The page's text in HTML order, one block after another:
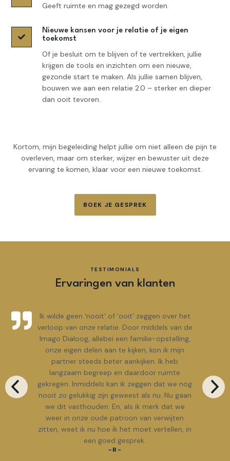
Geeft ruimte en mag gezegd worden.

Nieuwe kansen voor je relatie of je eigen
toekomst
Of je besluit om te blijven of te vertrekken, jullie
krijgen de tools en inzichten om een nieuwe,
gezonde start te maken. Als jullie samen blijven,
bouwen we aan een relatie 2.0 – sterker en dieper
dan ooit tevoren.
Kortom, mijn begeleiding helpt jullie om niet alleen de pijn te
overleven, maar om sterker, wijzer en bewuster uit deze
ervaring te komen, klaar voor een nieuwe toekomst.
BOEK JE GESPREK
TESTIMONIALS
Ervaringen van klanten
Ik wilde geen ‘nooit’ of ‘ooit’ zeggen over het
verloop van onze relatie. Door middels van de
Imago Dialoog, allebei een familie-opstelling,
onze eigen delen aan te kijken, kon ik mijn
partner steeds beter aankijken. Ik heb
langzaam begreep en daardoor ruimte
gekregen. Inmiddels kan ik zeggen dat we nog
nooit zo gelukkig zijn geweest als nu. Nu gaan
we dit vasthouden. En, als ik merk dat we
weer in onze oude patroon van verwijten
zitten, weet ik nu hoe ik het moet vertellen, in
een goed gesprek.
-R-